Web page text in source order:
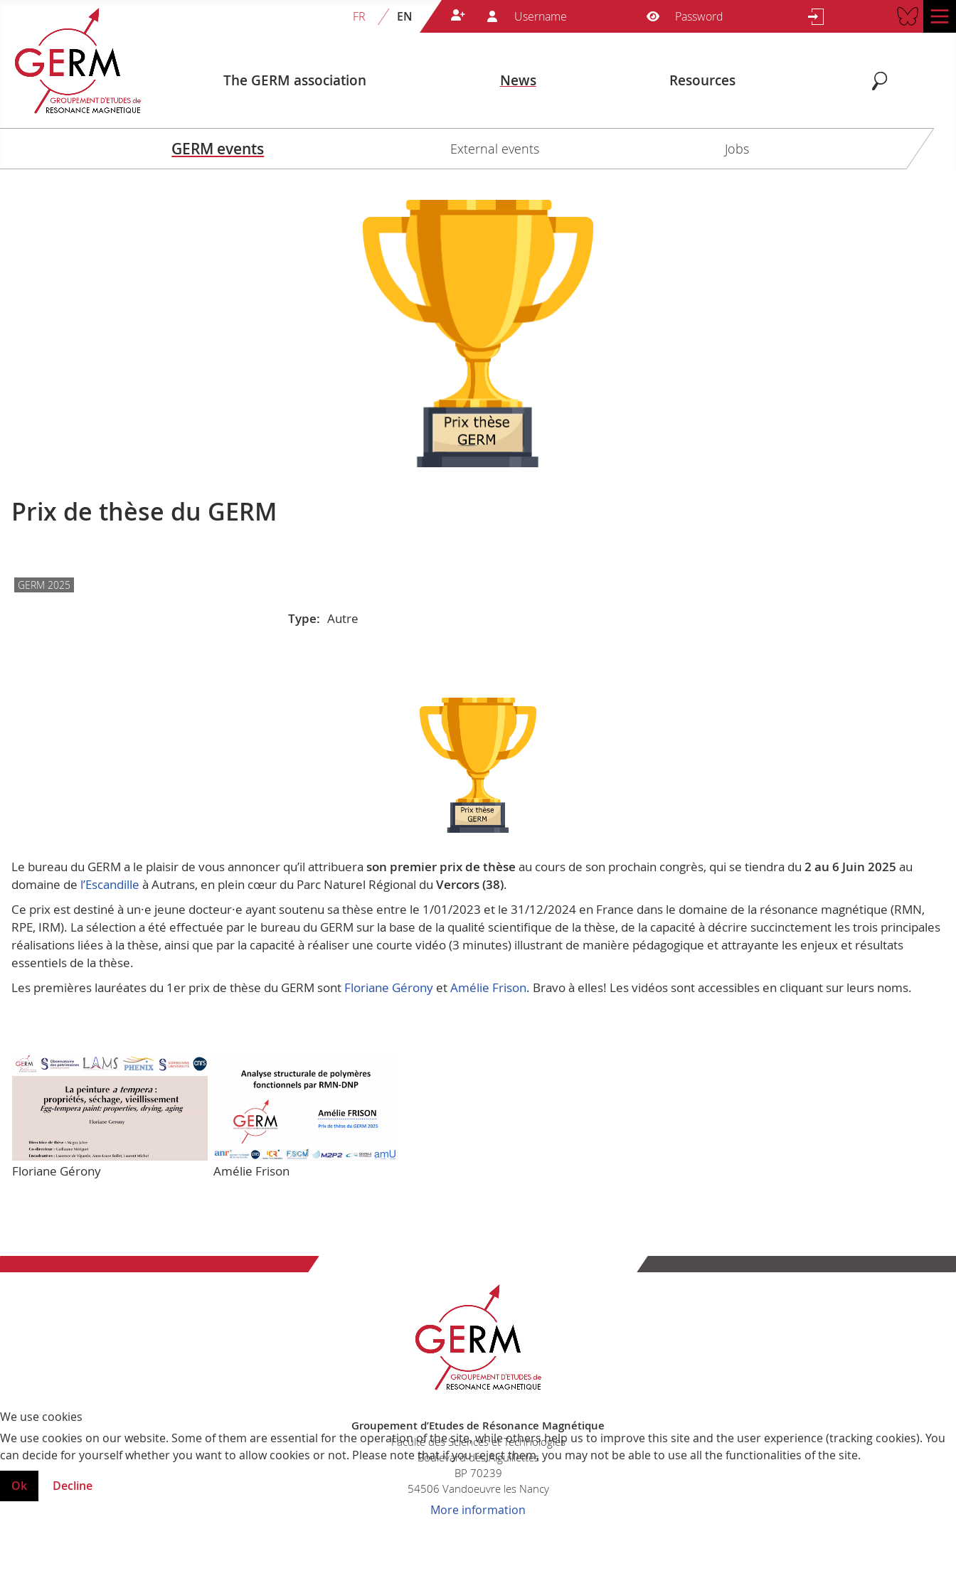
FR EN
Username
Password
Show Password
The GERM association News Resources
Search
GERM events External events Jobs
Prix de thèse du GERM
GERM 2025
Type: Autre
Le bureau du GERM a le plaisir de vous annoncer qu’il attribuera son premier prix de thèse au cours de son prochain congrès, qui se tiendra du2 au 6 Juin 2025 au
domaine de l’Escandille à Autrans, en plein cœur du Parc Naturel Régional duVercors (38).
Ce prix est destiné à un·e jeune docteur·e ayant soutenu sa thèse entre le 1/01/2023 et le 31/12/2024 en France dans le domaine de la résonance magnétique (RMN,
RPE, IRM). La sélection a été effectuée par le bureau du GERM sur la base de la qualité scientifique de la thèse, de la capacité à décrire succinctement les trois principales
réalisations liées à la thèse, ainsi que par la capacité à réaliser une courte vidéo (3 minutes) illustrant de manière pédagogique et attrayante les enjeux et résultats
essentiels de la thèse.
Les premières lauréates du 1er prix de thèse du GERM sont Floriane Gérony etAmélie Frison. Bravo à elles! Les vidéos sont accessibles en cliquant sur leurs noms.
Floriane Gérony Amélie Frison
Groupement d’Etudes de Résonance Magnétique
Faculté des Sciences et Technologies
Boulevard des Aiguillettes
BP 70239
54506 Vandoeuvre les Nancy
We use cookies
We use cookies on our website. Some of them are essential for the operation of the site, while others help us to improve this site and the user experience (tracking cookies). You
can decide for yourself whether you want to allow cookies or not. Please note that if you reject them, you may not be able to use all the functionalities of the site.
Ok
Decline
More information